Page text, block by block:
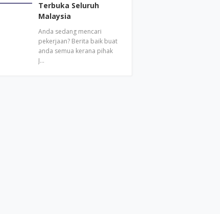
Terbuka Seluruh
Malaysia
Anda sedang mencari
pekerjaan? Berita baik buat
anda semua kerana pihak
J…